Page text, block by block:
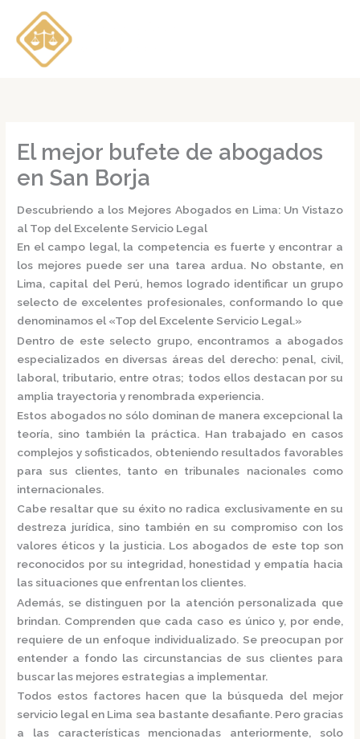
contenido
El mejor bufete de abogados
en San Borja
Descubriendo a los Mejores Abogados en Lima: Un Vistazo
al Top del Excelente Servicio Legal
En el campo legal, la competencia es fuerte y encontrar a
los mejores puede ser una tarea ardua. No obstante, en
Lima, capital del Perú, hemos logrado identificar un grupo
selecto de excelentes profesionales, conformando lo que
denominamos el «Top del Excelente Servicio Legal.»
Dentro de este selecto grupo, encontramos a abogados
especializados en diversas áreas del derecho: penal, civil,
laboral, tributario, entre otras; todos ellos destacan por su
amplia trayectoria y renombrada experiencia.
Estos abogados no sólo dominan de manera excepcional la
teoría, sino también la práctica. Han trabajado en casos
complejos y sofisticados, obteniendo resultados favorables
para sus clientes, tanto en tribunales nacionales como
internacionales.
Cabe resaltar que su éxito no radica exclusivamente en su
destreza jurídica, sino también en su compromiso con los
valores éticos y la justicia. Los abogados de este top son
reconocidos por su integridad, honestidad y empatía hacia
las situaciones que enfrentan los clientes.
Además, se distinguen por la atención personalizada que
brindan. Comprenden que cada caso es único y, por ende,
requiere de un enfoque individualizado. Se preocupan por
entender a fondo las circunstancias de sus clientes para
buscar las mejores estrategias a implementar.
Todos estos factores hacen que la búsqueda del mejor
servicio legal en Lima sea bastante desafiante. Pero gracias
a las características mencionadas anteriormente, solo